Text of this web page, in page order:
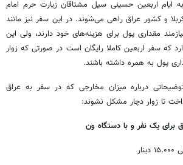
ایام اربعین حسینی سیل مشتاقان زیارت حرم امام
و کشور عراق راهی می‌شوند. در این سفر نیز مانند
مقداری پول برای هزینه‌های خود دارند، ولی این
که سفر اربعین کاملا رایگان است در صورتی که زوار
پول به همره داشته باشند.
درباره میزان مخارجی که در سفر به عراق
تا زوار دچار مشکل نشوند:
برای یک نفر و با دستگاه ون